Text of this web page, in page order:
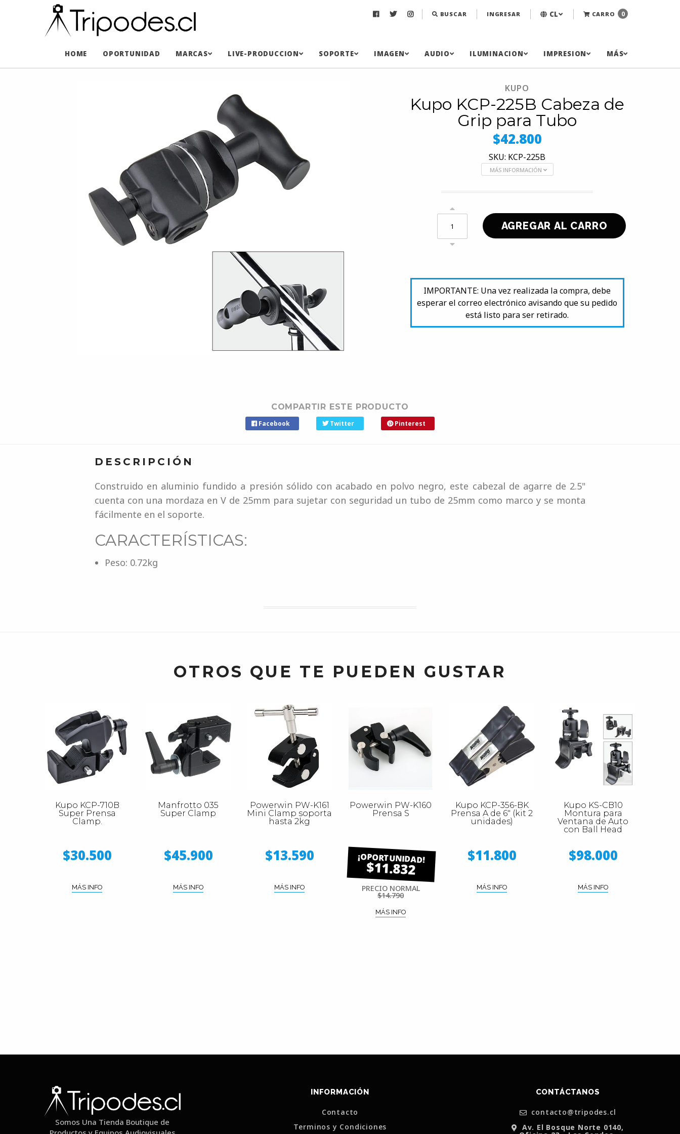
BUSCAR INGRESAR CL CARRO 0
HOME OPORTUNIDAD MARCAS LIVE-PRODUCCION SOPORTE IMAGEN AUDIO ILUMINACION IMPRESION MÁS
KUPO
Kupo KCP-225B Cabeza de
Grip para Tubo
$42.800
SKU: KCP-225B
MÁS INFORMACIÓN
IMPORTANTE: Una vez realizada la compra, debe
esperar el correo electrónico avisando que su pedido
está listo para ser retirado.
COMPARTIR ESTE PRODUCTO
Facebook Twitter Pinterest
DESCRIPCIÓN
Construido en aluminio fundido a presión sólido con acabado en polvo negro, este cabezal de agarre de 2.5"
cuenta con una mordaza en V de 25mm para sujetar con seguridad un tubo de 25mm como marco y se monta
fácilmente en el soporte.
CARACTERÍSTICAS:
Peso: 0.72kg
OTROS QUE TE PUEDEN GUSTAR
Kupo KCP-710B
Super Prensa
Clamp.
$30.500
MÁS INFO
Manfrotto 035
Super Clamp
$45.900
MÁS INFO
Powerwin PW-K161
Mini Clamp soporta
hasta 2kg
$13.590
MÁS INFO
Powerwin PW-K160
Prensa S
$11.832
PRECIO NORMAL
$14.790
MÁS INFO
Kupo KCP-356-BK
Prensa A de 6" (kit 2
unidades)
$11.800
MÁS INFO
Kupo KS-CB10
Montura para
Ventana de Auto
con Ball Head
$98.000
MÁS INFO
Somos Una Tienda Boutique de
INFORMACIÓN
Contacto
Terminos y Condiciones
CONTÁCTANOS
contacto@tripodes.cl
Av. El Bosque Norte 0140,